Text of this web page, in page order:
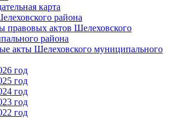
карта
района
правовых актов Шелеховского
района
акты Шелеховского муниципального
год
год
год
год
год